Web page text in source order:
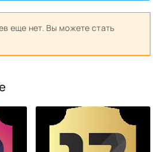
еще нет. Вы можете стать